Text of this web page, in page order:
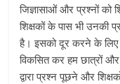
जिज्ञासाओं और प्रश्नों को
शिक्षकों के पास भी उनकी
है। इसको दूर करने के
विकसित कर हम छात्रों और
द्वारा प्रश्न पूछने और